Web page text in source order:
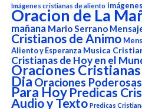
Imágenes cristianas de aliento
Oracion de La
mañana Mario Serrano
Cristianos de Animo
Aliento y Esperanza Musica
Cristianas de Hoy en el
Oraciones
Dia Oraciones Poderosas
Para Hoy Predicas
Audio y Texto Predicas